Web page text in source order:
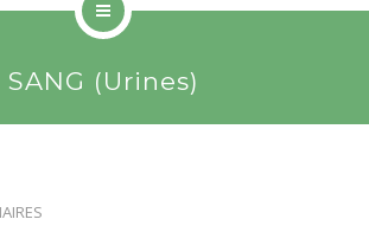
EN LIGNE
DE SANTÉ
SANG (Urines)